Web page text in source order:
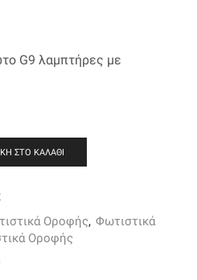
G9 λαμπτήρες με
ΣΤΟ ΚΑΛΆΘΙ
Οροφής, Φωτιστικά
Οροφής